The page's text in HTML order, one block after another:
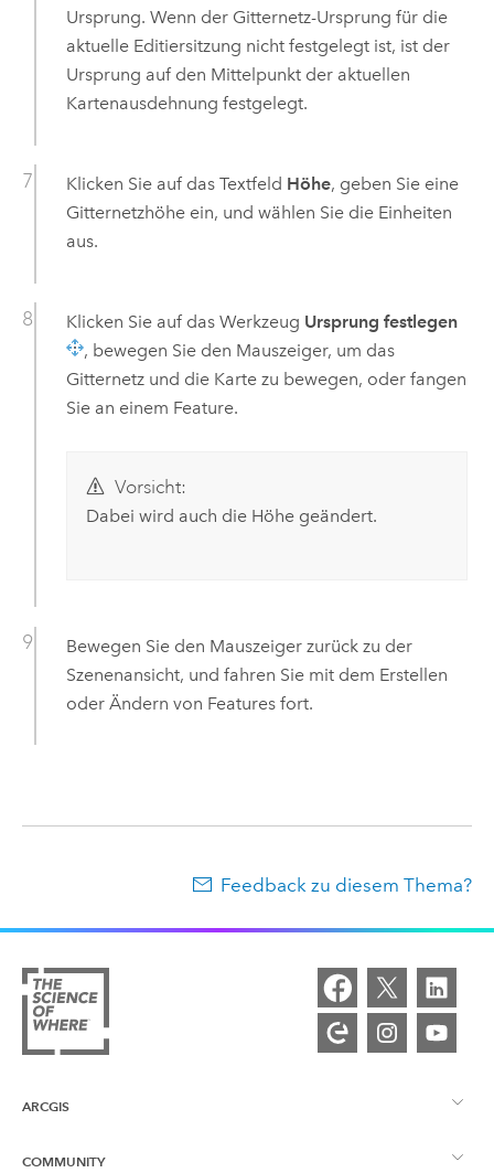
Ursprung. Wenn der Gitternetz-Ursprung für die
aktuelle Editiersitzung nicht festgelegt ist, ist der
Ursprung auf den Mittelpunkt der aktuellen
Kartenausdehnung festgelegt.
Klicken Sie auf das Textfeld Höhe, geben Sie eine
Gitternetzhöhe ein, und wählen Sie die Einheiten
aus.
Klicken Sie auf das Werkzeug Ursprung festlegen
, bewegen Sie den Mauszeiger, um das
Gitternetz und die Karte zu bewegen, oder fangen
Sie an einem Feature.
Vorsicht:
Dabei wird auch die Höhe geändert.
Bewegen Sie den Mauszeiger zurück zu der
Szenenansicht, und fahren Sie mit dem Erstellen
oder Ändern von Features fort.
Feedback zu diesem Thema?
ARCGIS
ArcGIS – Überblick
COMMUNITY